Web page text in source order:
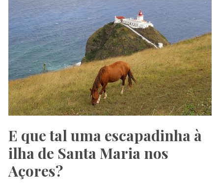
E que tal uma escapadinha à
ilha de Santa Maria nos
Açores?